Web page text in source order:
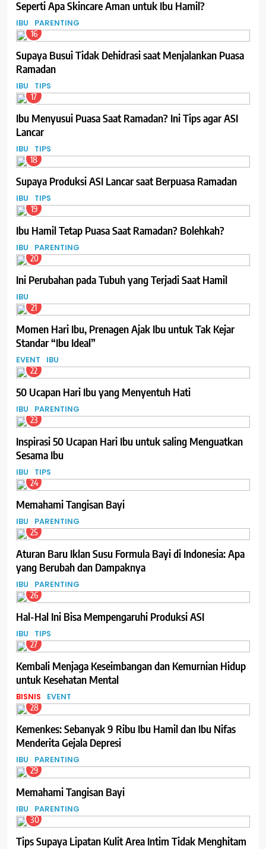
Seperti Apa Skincare Aman untuk Ibu Hamil?
IBU PARENTING
16
Supaya Busui Tidak Dehidrasi saat Menjalankan Puasa
Ramadan
IBU TIPS
17
Ibu Menyusui Puasa Saat Ramadan? Ini Tips agar ASI
Lancar
IBU TIPS
18
Supaya Produksi ASI Lancar saat Berpuasa Ramadan
IBU TIPS
19
Ibu Hamil Tetap Puasa Saat Ramadan? Bolehkah?
IBU PARENTING
20
Ini Perubahan pada Tubuh yang Terjadi Saat Hamil
IBU
21
Momen Hari Ibu, Prenagen Ajak Ibu untuk Tak Kejar
Standar “Ibu Ideal”
EVENT IBU
22
50 Ucapan Hari Ibu yang Menyentuh Hati
IBU PARENTING
23
Inspirasi 50 Ucapan Hari Ibu untuk saling Menguatkan
Sesama Ibu
IBU TIPS
24
Memahami Tangisan Bayi
IBU PARENTING
25
Aturan Baru Iklan Susu Formula Bayi di Indonesia: Apa
yang Berubah dan Dampaknya
IBU PARENTING
26
Hal-Hal Ini Bisa Mempengaruhi Produksi ASI
IBU TIPS
27
Kembali Menjaga Keseimbangan dan Kemurnian Hidup
untuk Kesehatan Mental
BISNIS EVENT
28
Kemenkes: Sebanyak 9 Ribu Ibu Hamil dan Ibu Nifas
Menderita Gejala Depresi
IBU PARENTING
29
Memahami Tangisan Bayi
IBU PARENTING
30
Tips Supaya Lipatan Kulit Area Intim Tidak Menghitam